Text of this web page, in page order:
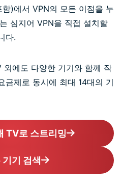
함)에서 VPN의 모든 이점을 누
심지어 VPN을 직접 설치할
다.
에도 다양한 기기와 함께 작
금제로 동시에 최대 14대의 기
TV로 스트리밍
기기 검색